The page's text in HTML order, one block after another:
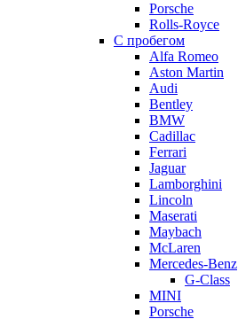
Porsche
Rolls-Royce
С пробегом
Alfa Romeo
Aston Martin
Audi
Bentley
BMW
Cadillac
Ferrari
Jaguar
Lamborghini
Lincoln
Maserati
Maybach
McLaren
Mercedes-Benz
G-Class
MINI
Porsche